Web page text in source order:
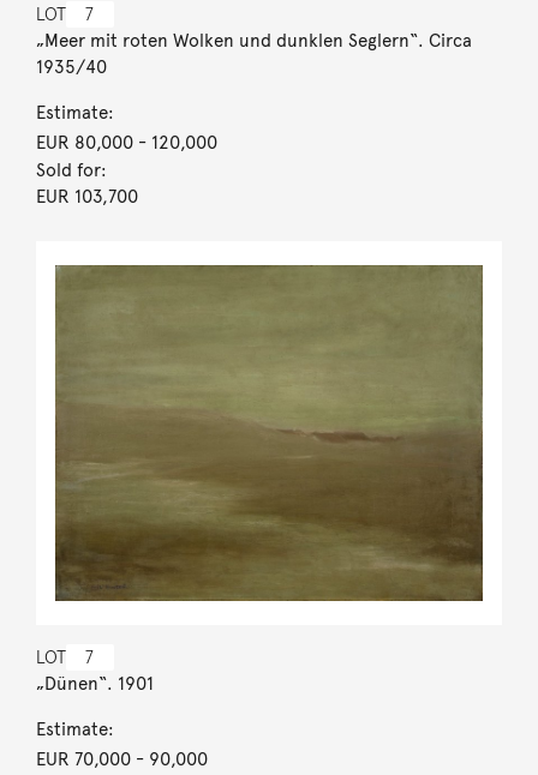
LOT 7
„Meer mit roten Wolken und dunklen Seglern“. Circa
1935/40
Estimate:
EUR 80,000- 120,000
Sold for:
EUR 103,700
LOT 7
„Dünen“. 1901
Estimate:
EUR 70,000- 90,000